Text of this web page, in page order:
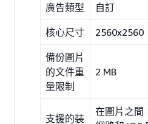
廣告類型 自訂
核心尺寸 2560x2560
備份圖片
的文件重
量限制
2 MB
支援的裝
在圖片之間